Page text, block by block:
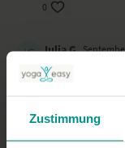
Zustimmung
0
Julia G.
Mir waren die
gesprochen und